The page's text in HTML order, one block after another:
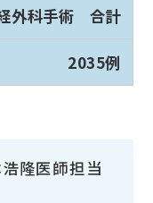
外科手術 合計
2035例
隆医師担当